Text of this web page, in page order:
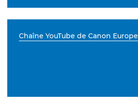
Chaîne YouTube de Canon Europe